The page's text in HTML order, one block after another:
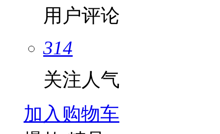
用户评论
314
关注人气
加入购物车